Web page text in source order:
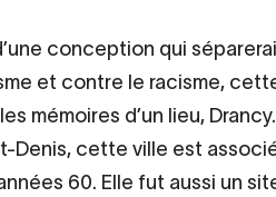
conception qui
et contre le racisme,
mémoires d’un lieu,
Denis, cette ville est
60. Elle fut aussi un